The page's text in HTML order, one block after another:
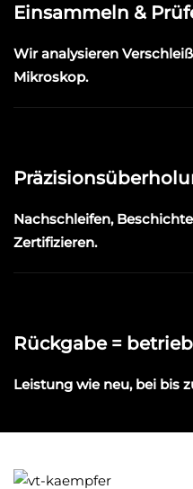
Einsammeln &
Wir analysieren
Mikroskop.
Nachschleifen,
Zertifizieren.
Rückgabe =
Leistung wie neu, bei bis